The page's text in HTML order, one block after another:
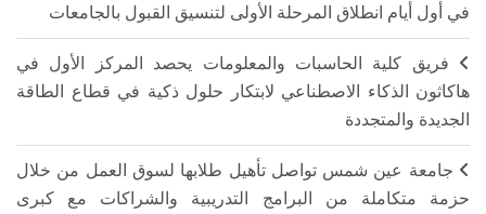
في أول أيام انطلاق المرحلة الأولى لتنسيق القبول بالجامعات
فريق كلية الحاسبات والمعلومات يحصد المركز الأول في
هاكاثون الذكاء الاصطناعي لابتكار حلول ذكية في قطاع الطاقة
الجديدة والمتجددة
جامعة عين شمس تواصل تأهيل طلابها لسوق العمل من خلال
حزمة متكاملة من البرامج التدريبية والشراكات مع كبرى